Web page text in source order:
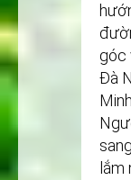
góc
Đà
lắm